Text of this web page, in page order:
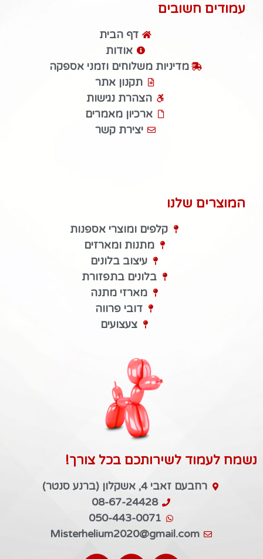
עמודים חשובים
דף הבית
אודות
מדיניות משלוחים וזמני אספקה
תקנון אתר
הצהרת נגישות
ארכיון מאמרים
יצירת קשר
המוצרים שלנו
קלפים ומוצרי אספנות
מתנות ומארזים
עיצוב בלונים
בלונים בתפזורת
מארזי מתנה
דובי פרווה
צעצועים
נשמח לעמוד לשירותכם בכל צורך!
רחבעם זאבי 4, אשקלון (ברנע סנטר)
08-67-24428
050-443-0071
Misterhelium2020@gmail.com